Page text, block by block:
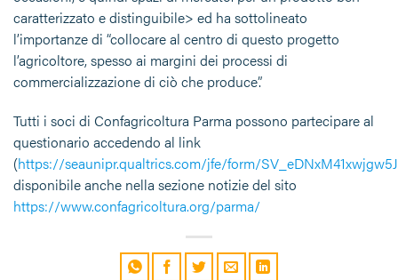
caratterizzato e distinguibile> ed ha sottolineato
l’importanze di “collocare al centro di questo progetto
l’agricoltore, spesso ai margini dei processi di
commercializzazione di ciò che produce”.
Tutti i soci di Confagricoltura Parma possono partecipare al
questionario accedendo al link
(https://seaunipr.qualtrics.com/jfe/form/
disponibile anche nella sezione notizie del sito
https://www.confagricoltura.org/parma/